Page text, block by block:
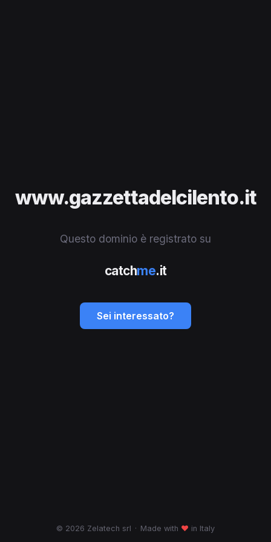
www.gazzettadelcilento.it
Questo dominio è registrato su
catchme.it
Sei interessato?
© 2026 Zelatech srl · Made with ♥ in Italy